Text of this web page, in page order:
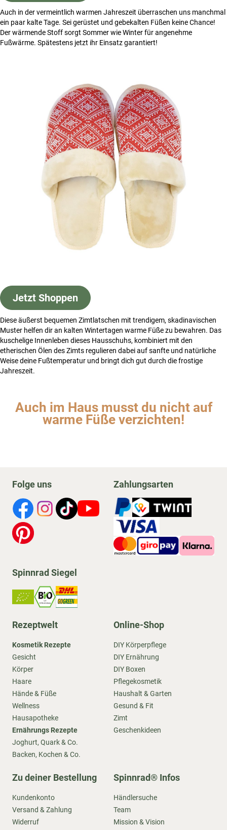
Auch in der vermeintlich warmen Jahreszeit überraschen uns manchmal
ein paar kalte Tage. Sei gerüstet und gebekalten Füßen keine Chance!
Der wärmende Stoff sorgt Sommer wie Winter für angenehme
Fußwärme. Spätestens jetzt ihr Einsatz garantiert!
Jetzt Shoppen
Diese äußerst bequemen Zimtlatschen mit trendigem, skadinavischen
Muster helfen dir an kalten Wintertagen warme Füße zu bewahren. Das
kuschelige Innenleben dieses Hausschuhs, kombiniert mit den
etherischen Ölen des Zimts regulieren dabei auf sanfte und natürliche
Weise deine Fußtemperatur und bringt dich gut durch die frostige
Jahreszeit.
Auch im Haus musst du nicht auf
warme Füße verzichten!
Folge uns Zahlungsarten
Spinnrad Siegel
Rezeptwelt
Kosmetik Rezepte
Gesicht
Körper
Haare
Hände & Füße
Wellness
Hausapotheke
Ernährungs Rezepte
Joghurt, Quark & Co.
Backen, Kochen & Co.
Online-Shop
DIY Körperpflege
DIY Ernährung
DIY Boxen
Pflegekosmetik
Haushalt & Garten
Gesund & Fit
Zimt
Geschenkideen
Zu deiner Bestellung
Kundenkonto
Versand & Zahlung
Widerruf
Spinnrad® Infos
Händlersuche
Team
Mission & Vision